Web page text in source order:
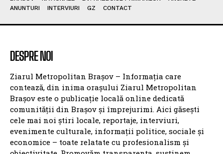
ANUNTURI
INTERVIURI GZ CONTACT
DESPRE NOI
Ziarul Metropolitan Brașov – Informația care
contează, din inima orașului Ziarul Metropolitan
Brașov este o publicație locală online dedicată
comunității din Brașov și împrejurimi. Aici găsești
cele mai noi știri locale, reportaje, interviuri,
evenimente culturale, informații politice, sociale și
economice – toate relatate cu profesionalism și